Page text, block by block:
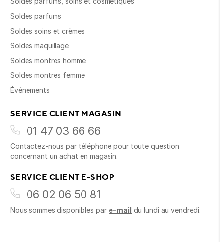
Soldes parfums
Soldes soins et crèmes
Soldes maquillage
Soldes montres homme
Soldes montres femme
Événements
SERVICE CLIENT MAGASIN
01 47 03 66 66
Contactez-nous par téléphone pour toute question
concernant un achat en magasin.
SERVICE CLIENT E-SHOP
06 02 06 50 81
Nous sommes disponibles par e-mail du lundi au vendredi.